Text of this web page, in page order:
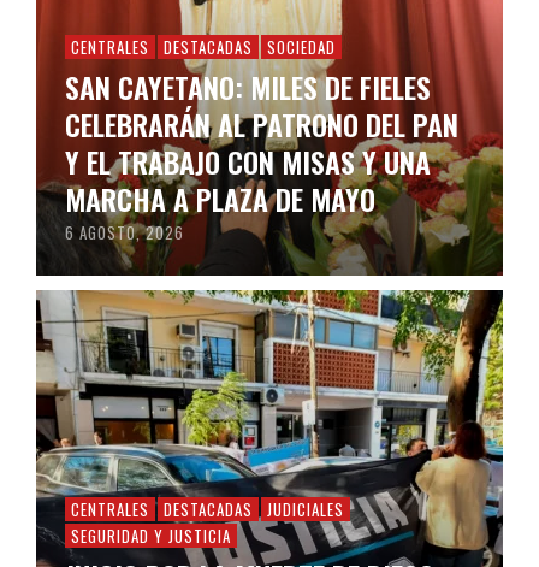
CENTRALES DESTACADAS SOCIEDAD
SAN CAYETANO: MILES DE FIELES
CELEBRARÁN AL PATRONO DEL PAN
Y EL TRABAJO CON MISAS Y UNA
MARCHA A PLAZA DE MAYO
6 AGOSTO, 2026
CENTRALES DESTACADAS
JUDICIALES
SEGURIDAD Y JUSTICIA